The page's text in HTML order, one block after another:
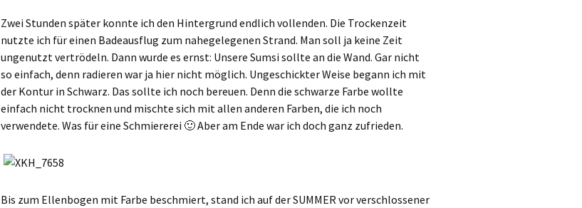
Zwei Stunden später konnte ich den Hintergrund endlich vollenden. Die Trockenzeit
nutzte ich für einen Badeausflug zum nahegelegenen Strand. Man soll ja keine Zeit
ungenutzt vertrödeln. Dann wurde es ernst: Unsere Sumsi sollte an die Wand. Gar nicht
so einfach, denn radieren war ja hier nicht möglich. Ungeschickter Weise begann ich mit
der Kontur in Schwarz. Das sollte ich noch bereuen. Denn die schwarze Farbe wollte
einfach nicht trocknen und mischte sich mit allen anderen Farben, die ich noch
verwendete. Was für eine Schmiererei 🙂 Aber am Ende war ich doch ganz zufrieden.
Bis zum Ellenbogen mit Farbe beschmiert, stand ich auf der SUMMER vor verschlossener